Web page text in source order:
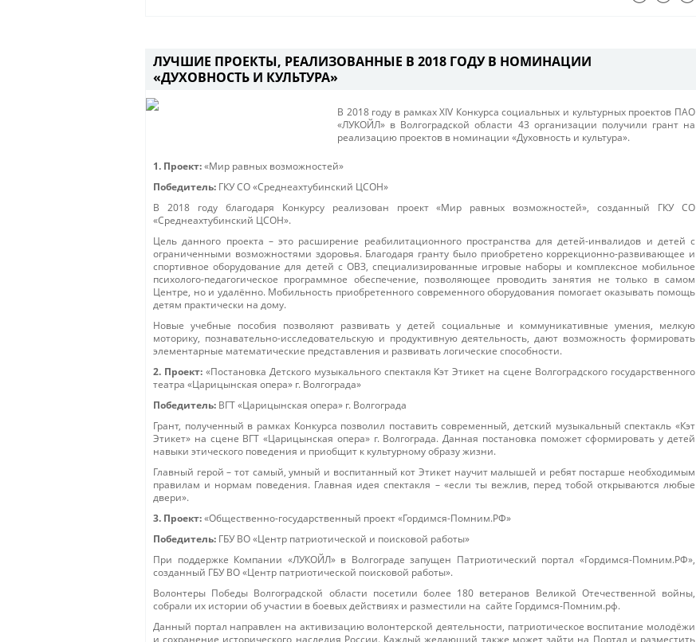
ЛУЧШИЕ ПРОЕКТЫ, РЕАЛИЗОВАННЫЕ В 2018 ГОДУ В НОМИНАЦИИ
«ДУХОВНОСТЬ И КУЛЬТУРА»
В 2018 году в рамках ХIV Конкурса социальных и культурных проектов ПАО
«ЛУКОЙЛ» в Волгоградской области 43 организации получили грант на
реализацию проектов в номинации «Духовность и культура».
1. Проект: «Мир равных возможностей»
Победитель: ГКУ СО «Среднеахтубинский ЦСОН»
В 2018 году благодаря Конкурсу реализован проект «Мир равных возможностей», созданный ГКУ СО
«Среднеахтубинский ЦСОН».
Цель данного проекта – это расширение реабилитационного пространства для детей-инвалидов и детей с
ограниченными возможностями здоровья. Благодаря гранту было приобретено коррекционно-развивающее и
спортивное оборудование для детей с ОВЗ, специализированные игровые наборы и комплексное мобильное
психолого-педагогическое программное обеспечение, позволяющее проводить занятия не только в самом
Центре, но и удалённо. Мобильность приобретенного современного оборудования помогает оказывать помощь
детям практически на дому.
Новые учебные пособия позволяют развивать у детей социальные и коммуникативные умения, мелкую
моторику, познавательно-исследовательскую и продуктивную деятельность, дают возможность формировать
элементарные математические представления и развивать логические способности.
2. Проект:«Постановка Детского музыкального спектакля Кэт Этикет на сцене Волгоградского государственного
театра «Царицынская опера» г. Волгограда»
Победитель: ВГТ «Царицынская опера» г. Волгограда
Грант, полученный в рамках Конкурса позволил поставить современный, детский музыкальный спектакль «Кэт
Этикет» на сцене ВГТ «Царицынская опера» г. Волгограда. Данная постановка поможет сформировать у детей
навыки этического поведения и приобщит к культурному образу жизни.
Главный герой – тот самый, умный и воспитанный кот Этикет научит малышей и ребят постарше необходимым
правилам и нормам поведения. Главная идея спектакля – «если ты вежлив, перед тобой открываются любые
двери».
3. Проект: «Общественно-государственный проект «Гордимся-Помним.РФ»
Победитель: ГБУ ВО «Центр патриотической и поисковой работы»
При поддержке Компании «ЛУКОЙЛ» в Волгограде запущен Патриотический портал «Гордимся-Помним.РФ»,
созданный ГБУ ВО «Центр патриотической поисковой работы».
Волонтеры Победы Волгоградской области посетили более 180 ветеранов Великой Отечественной войны,
собрали их истории об участии в боевых действиях и разместили на сайте Гордимся-Помним.рф.
Данный портал направлен на активизацию волонтерской деятельности, патриотическое воспитание молодёжи
и сохранение исторического наследия России. Каждый желающий также может зайти на Портал и разместить